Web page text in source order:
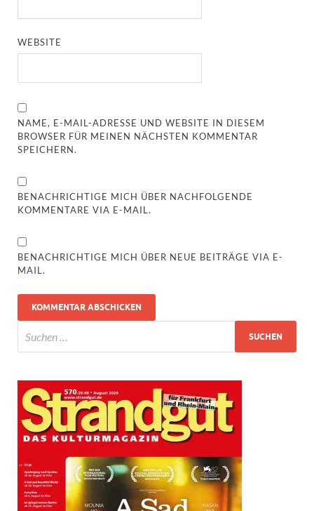
WEBSITE
NAME, E-MAIL-ADRESSE UND WEBSITE IN DIESEM
BROWSER FÜR MEINEN NÄCHSTEN KOMMENTAR
SPEICHERN.
BENACHRICHTIGE MICH ÜBER NACHFOLGENDE
KOMMENTARE VIA E-MAIL.
BENACHRICHTIGE MICH ÜBER NEUE BEITRÄGE VIA E-
MAIL.